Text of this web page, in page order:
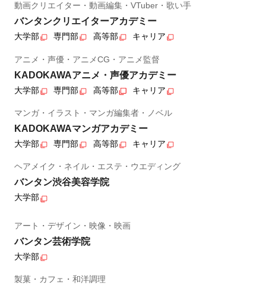
動画クリエイター・動画編集・VTuber・歌い手
バンタンクリエイターアカデミー
大学部 専門部 高等部 キャリア
アニメ・声優・アニメCG・アニメ監督
KADOKAWAアニメ・声優アカデミー
大学部 専門部 高等部 キャリア
マンガ・イラスト・マンガ編集者・ノベル
KADOKAWAマンガアカデミー
大学部 専門部 高等部 キャリア
ヘアメイク・ネイル・エステ・ウエディング
バンタン渋谷美容学院
大学部
アート・デザイン・映像・映画
バンタン芸術学院
大学部
製菓・カフェ・和洋調理